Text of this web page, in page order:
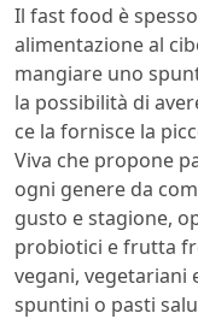
Il fast food è
alimentazione al
mangiare uno
la possibilità di
ce la fornisce la
Viva che propone
ogni genere da
gusto e stagione,
probiotici e frutta
vegani, vegetariani
spuntini o pasti